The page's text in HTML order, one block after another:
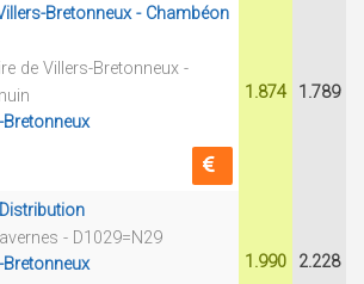
Bretonneux - Chambéon
de Villers-Bretonneux -
Bretonneux
1.874 1.789
- D1029=N29
Bretonneux 1.990 2.228